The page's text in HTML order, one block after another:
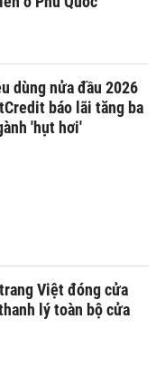
dùng nửa đầu 2026
báo lãi tăng ba
'hụt hơi'
Việt đóng cửa
lý toàn bộ cửa